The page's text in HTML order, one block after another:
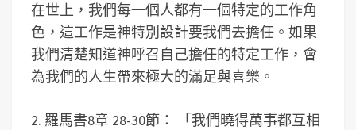
在世上，我們每一個人都有一個特定的工作角
色，這工作是神特別設計要我們去擔任。如果
我們清楚知道神呼召自己擔任的特定工作，會
為我們的人生帶來極大的滿足與喜樂。
2. 羅馬書8章 28-30節： 「我們曉得萬事都互相